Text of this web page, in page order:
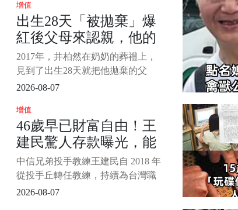
感人卻令人鼻酸的故事。 1/5 圖片
來源：聯合新聞 當天是由坪林區粗
窟里里長李志忠會同區公所人員通
報此事。 救援隊伍進入屋內後發
增值
出生28天「被拋棄」爆
紅後父母來認親，他的
決定讓粉絲怒贊
2017年，井柏然在奶奶的葬禮上，
見到了出生28天就把他拋棄的父
母，他們低聲下氣地請求井柏然的
滿面。 在娛樂圈混得風生水起的井
柏然，其實背後藏著一段讓人唏噓
的往事。 出生沒多久就被父母扔下
不管，靠爺爺奶奶拉扯大，奶奶去
世那年，他們突然冒出來求原諒。
2026-08-07
增值
46歲早已財富自由！王
建民驚人存款曝光，能
躺平還要當中信教練只
因4字...
中信兄弟投手教練王建民自 2018 年
從投手丘轉任教練，持續為台灣職
棒環境注入心力，並多次隨台灣隊
2026-08-07